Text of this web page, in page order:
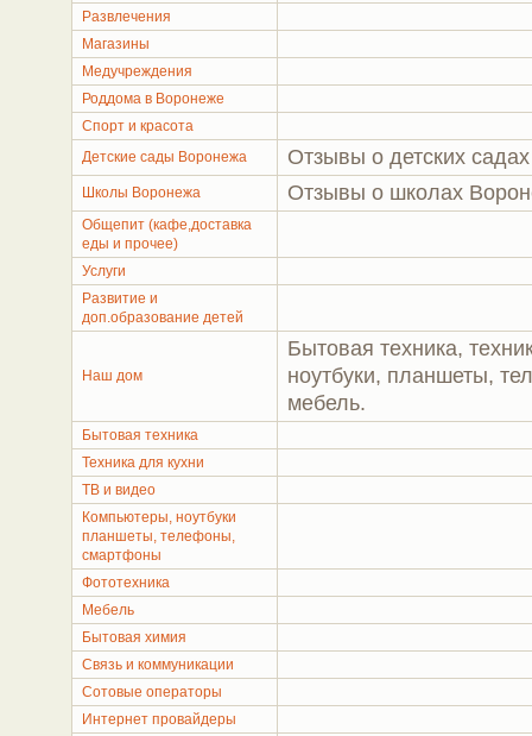
Развлечения
Магазины
Медучреждения
Роддома в Воронеже
Спорт и красота
Детские сады Воронежа
Отзывы о детских
Школы Воронежа Отзывы о школах
Общепит (кафе,доставка
еды и прочее)
Услуги
Развитие и
доп.образование детей
Наш дом
Бытовая техника,
ноутбуки, планшеты,
мебель.
Бытовая техника
Техника для кухни
ТВ и видео
Компьютеры, ноутбуки
планшеты, телефоны,
смартфоны
Фототехника
Мебель
Бытовая химия
Связь и коммуникации
Сотовые операторы
Интернет провайдеры